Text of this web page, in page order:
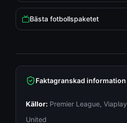
Bästa fotbollspaketet
Faktagranskad information
Källor: Premier League, Viaplay
United